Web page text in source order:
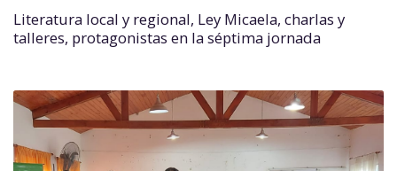
Literatura local y regional, Ley Micaela, charlas y
talleres, protagonistas en la séptima jornada